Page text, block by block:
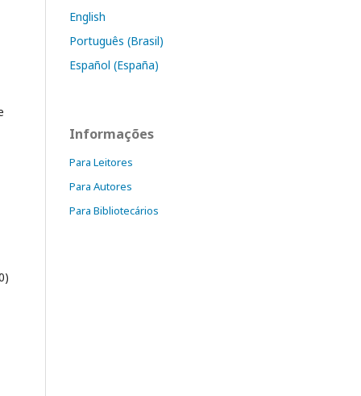
English
Português (Brasil)
Español (España)
Informações
Para Leitores
Para Autores
Para Bibliotecários